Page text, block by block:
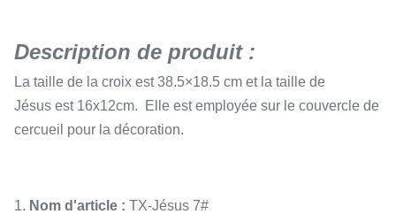
Description de produit :
La taille de la croix est 38.5×18.5 cm et la taille de
Jésus est 16x12cm. Elle est employée sur le couvercle de
cercueil pour la décoration.
1. Nom d'article : TX-Jésus 7#